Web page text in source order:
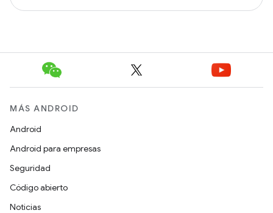
MÁS ANDROID
Android
Android para empresas
Seguridad
Código abierto
Noticias